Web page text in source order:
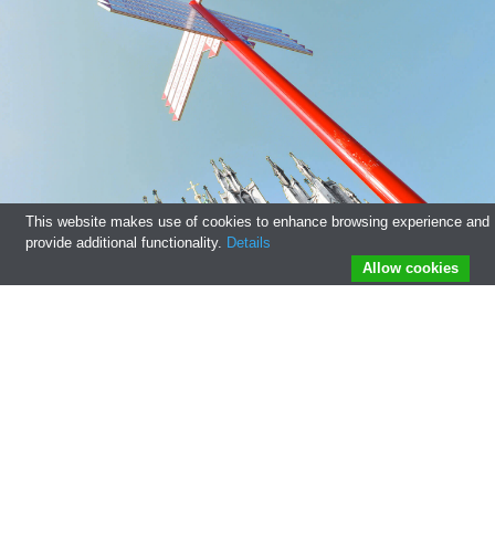
This website makes use of cookies to enhance browsing experience and
provide additional functionality. Details
Allow cookies